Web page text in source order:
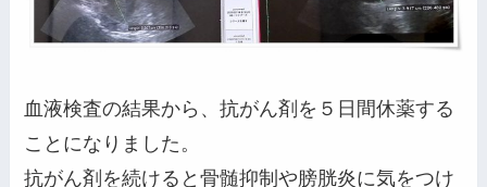
血液検査の結果から、抗がん剤を５日間休薬する
ことになりました。
抗がん剤を続けると骨髄抑制や膀胱炎に気をつけ